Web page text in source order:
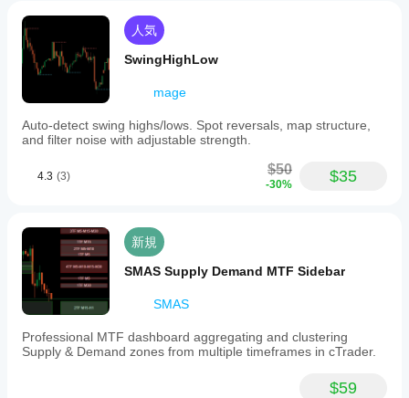
人気
SwingHighLow
mage
Auto-detect swing highs/lows. Spot reversals, map structure,
and filter noise with adjustable strength.
4.3 (3) $50
-30% $35
新規
SMAS Supply Demand MTF Sidebar
SMAS
Professional MTF dashboard aggregating and clustering
Supply & Demand zones from multiple timeframes in cTrader.
$59